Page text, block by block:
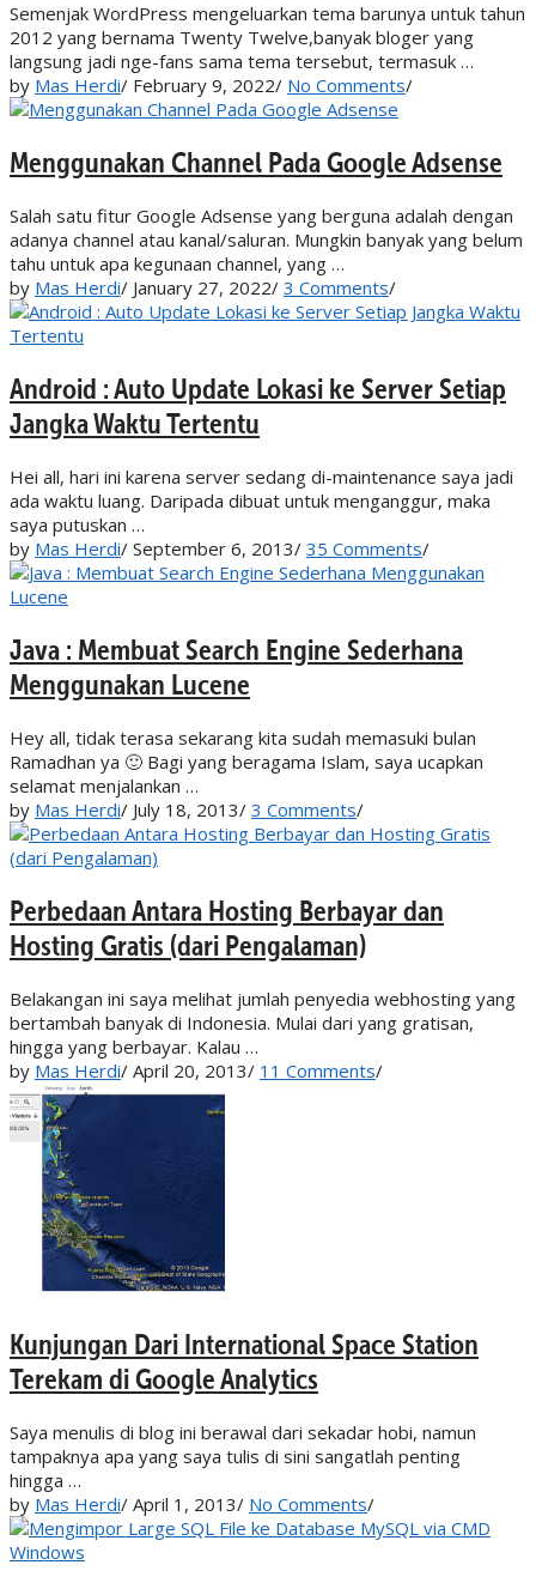
Semenjak WordPress mengeluarkan tema barunya untuk tahun
2012 yang bernama Twenty Twelve,banyak bloger yang
langsung jadi nge-fans sama tema tersebut, termasuk …
by Mas Herdi/ February 9, 2022/ No Comments/
Menggunakan Channel Pada Google Adsense
Salah satu fitur Google Adsense yang berguna adalah dengan
adanya channel atau kanal/saluran. Mungkin banyak yang belum
tahu untuk apa kegunaan channel, yang …
by Mas Herdi/ January 27, 2022/ 3 Comments/
Android : Auto Update Lokasi ke Server Setiap
Jangka Waktu Tertentu
Hei all, hari ini karena server sedang di-maintenance saya jadi
ada waktu luang. Daripada dibuat untuk menganggur, maka
saya putuskan …
by Mas Herdi/ September 6, 2013/ 35 Comments/
Java : Membuat Search Engine Sederhana
Menggunakan Lucene
Hey all, tidak terasa sekarang kita sudah memasuki bulan
Ramadhan ya 🙂 Bagi yang beragama Islam, saya ucapkan
selamat menjalankan …
by Mas Herdi/ July 18, 2013/ 3 Comments/
Perbedaan Antara Hosting Berbayar dan
Hosting Gratis (dari Pengalaman)
Belakangan ini saya melihat jumlah penyedia webhosting yang
bertambah banyak di Indonesia. Mulai dari yang gratisan,
hingga yang berbayar. Kalau …
by Mas Herdi/ April 20, 2013/ 11 Comments/
Kunjungan Dari International Space Station
Terekam di Google Analytics
Saya menulis di blog ini berawal dari sekadar hobi, namun
tampaknya apa yang saya tulis di sini sangatlah penting
hingga …
by Mas Herdi/ April 1, 2013/ No Comments/